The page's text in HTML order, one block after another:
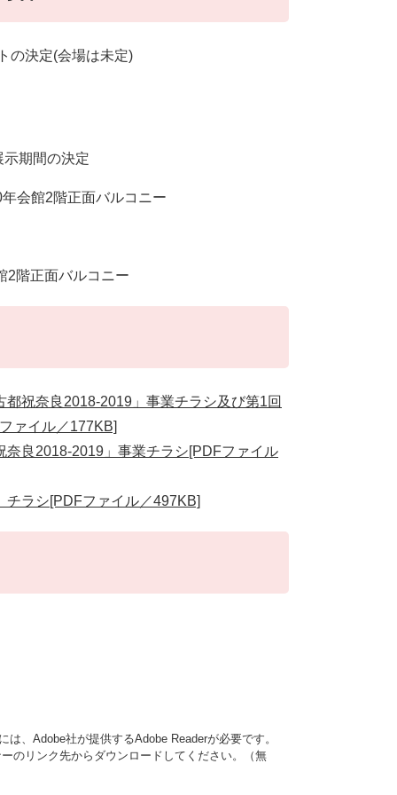
決定(会場は未定)
期間の決定
会館2階正面バルコニー
2階正面バルコニー
祝奈良2018-2019」事業チラシ及び第1回
ァイル／177KB]
良2018-2019」事業チラシ[PDFファイル
ラシ[PDFファイル／497KB]
、Adobe社が提供するAdobe Readerが必要です。
のリンク先からダウンロードしてください。（無